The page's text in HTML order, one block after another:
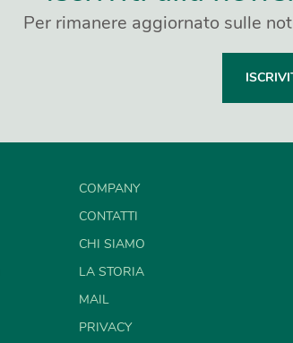
Per rimanere aggiornato sulle
COMPANY
CONTATTI
CHI SIAMO
LA STORIA
MAIL
PRIVACY